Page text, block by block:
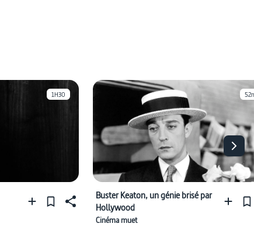
1H30
Buster Keaton, un génie brisé par
Hollywood
Cinéma muet